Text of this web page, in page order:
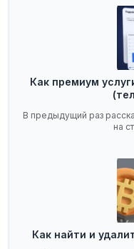
Как премиум
В предыдущий раз
на
Как найти и